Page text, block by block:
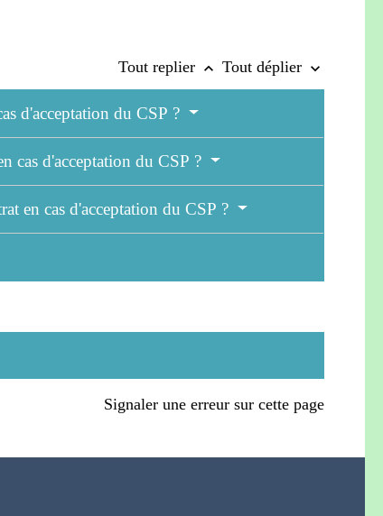
Tout replier keyboard_arrow_up Tout déplier keyboard_arrow_down
d'acceptation du CSP ?
cas d'acceptation du CSP ?
en cas d'acceptation du CSP ?
Signaler une erreur sur cette page